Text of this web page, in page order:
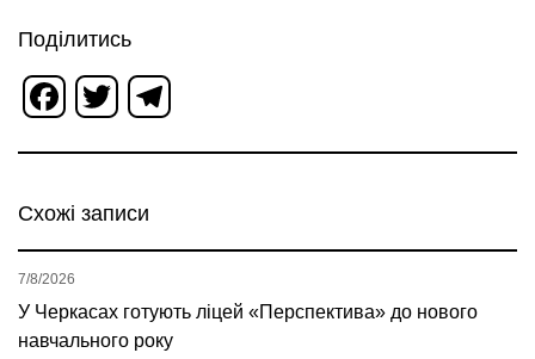
Поділитись
Facebook
Twitter
Схожі записи
У Черкасах готують ліцей «Перспектива» до нового
навчального року
7/8/2026